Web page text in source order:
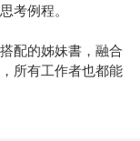
考例程。
配的姊妹書，融合
所有工作者也都能